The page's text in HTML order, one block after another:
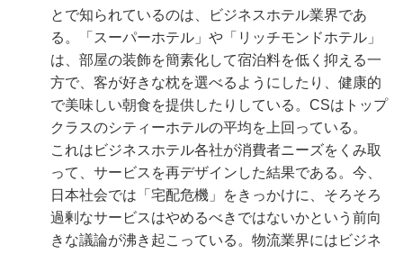
とで知られているのは、ビジネスホテル業界であ
る。「スーパーホテル」や「リッチモンドホテル」
は、部屋の装飾を簡素化して宿泊料を低く抑える一
方で、客が好きな枕を選べるようにしたり、健康的
で美味しい朝食を提供したりしている。CSはトップ
クラスのシティーホテルの平均を上回っている。
これはビジネスホテル各社が消費者ニーズをくみ取
って、サービスを再デザインした結果である。今、
日本社会では「宅配危機」をきっかけに、そろそろ
過剰なサービスはやめるべきではないかという前向
きな議論が沸き起こっている。物流業界にはビジネ